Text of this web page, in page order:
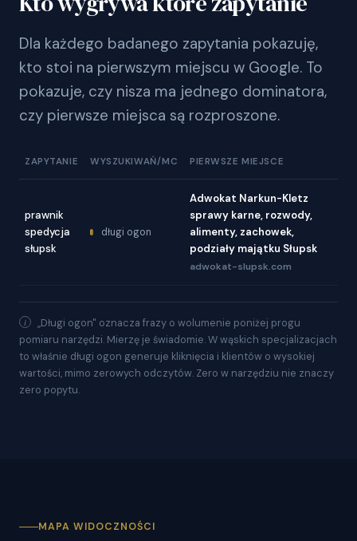
Dla każdego badanego zapytania pokazuję,
kto stoi na pierwszym miejscu w Google. To
pokazuje, czy nisza ma jednego dominatora,
czy pierwsze miejsca są rozproszone.
ZAPYTANIE WYSZUKIWAŃ/MC PIERWSZE MIEJSCE
prawnik
spedycja
słupsk
długi ogon
Adwokat Narkun-Kletz
sprawy karne, rozwody,
alimenty, zachowek,
podziały majątku Słupsk
adwokat-slupsk.com
„Długi ogon" oznacza frazy o wolumenie poniżej progu
pomiaru narzędzi. Mierzę je świadomie. W wąskich specjalizacjach
to właśnie długi ogon generuje kliknięcia i klientów o wysokiej
wartości, mimo zerowych odczytów. Zero w narzędziu nie znaczy
zero popytu.
MAPA WIDOCZNOŚCI